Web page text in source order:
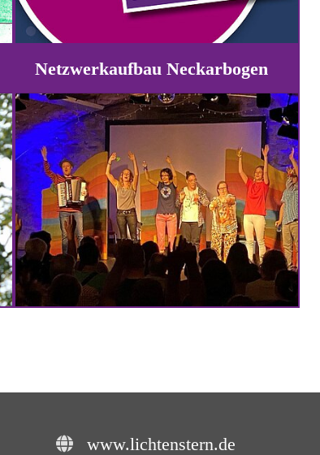
Netzwerkaufbau Neckarbogen
www.lichtenstern.de